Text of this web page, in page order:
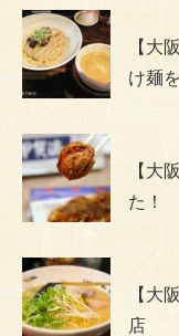
【大
け麺
【大
た！
【大
店